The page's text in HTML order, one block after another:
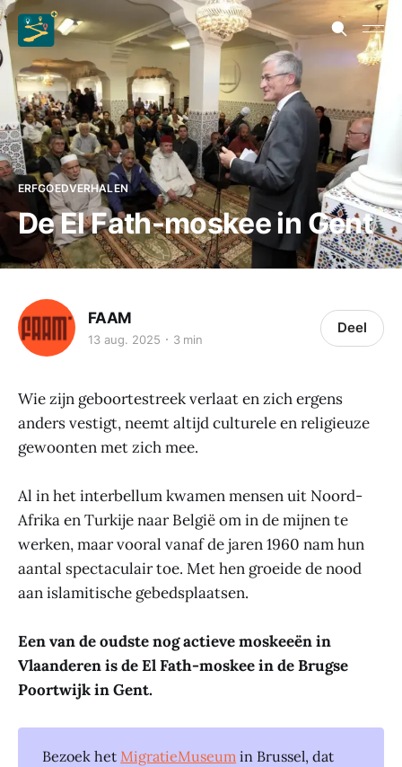
ERFGOEDVERHALEN
De El Fath-moskee in Gent
FAAM
13 aug. 2025 3 min
Deel
Wie zijn geboortestreek verlaat en zich ergens
anders vestigt, neemt altijd culturele en religieuze
gewoonten met zich mee.
Al in het interbellum kwamen mensen uit Noord-
Afrika en Turkije naar België om in de mijnen te
werken, maar vooral vanaf de jaren 1960 nam hun
aantal spectaculair toe. Met hen groeide de nood
aan islamitische gebedsplaatsen.
Een van de oudste nog actieve moskeeën in
Vlaanderen is de El Fath-moskee in de Brugse
Poortwijk in Gent.
Bezoek het MigratieMuseum in Brussel, dat